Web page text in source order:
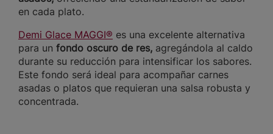
en cada plato.
Demi Glace MAGGI® es una excelente alternativa
para un fondo oscuro de res, agregándola al caldo
durante su reducción para intensificar los sabores.
Este fondo será ideal para acompañar carnes
asadas o platos que requieran una salsa robusta y
concentrada.